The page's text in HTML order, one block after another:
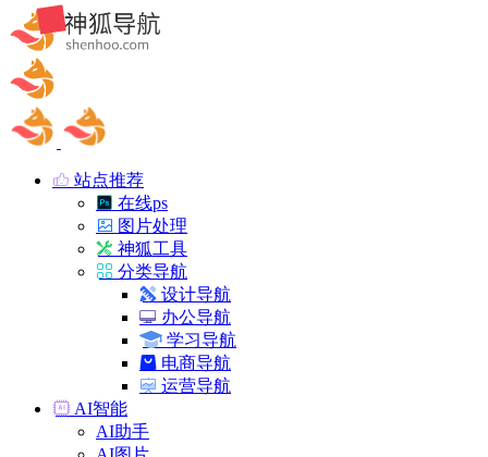
站点推荐
在线ps
图片处理
神狐工具
分类导航
设计导航
办公导航
学习导航
电商导航
运营导航
AI智能
AI助手